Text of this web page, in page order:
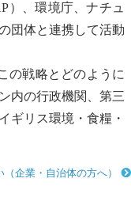
）、環境庁、ナチュ
団体と連携して活動
の戦略とどのように
内の行政機関、第三
ギリス環境・食糧・
企業・自治体の方へ）